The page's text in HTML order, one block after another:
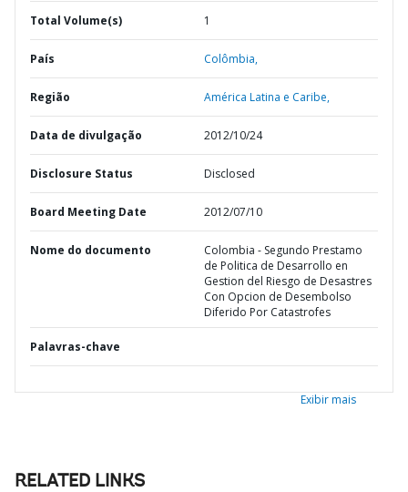
Total Volume(s) 1
País Colômbia,
Região América Latina e Caribe,
Data de divulgação 2012/10/24
Disclosure Status Disclosed
Board Meeting Date 2012/07/10
Nome do documento
Colombia - Segundo Prestamo
de Politica de Desarrollo en
Gestion del Riesgo de Desastres
Con Opcion de Desembolso
Diferido Por Catastrofes
Palavras-chave
Exibir mais
RELATED LINKS